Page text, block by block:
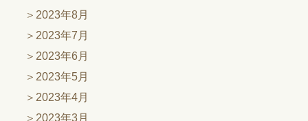
2023年8月
2023年7月
2023年6月
2023年5月
2023年4月
2023年3月